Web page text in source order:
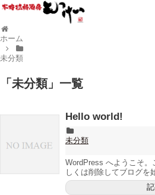
ホーム
未分類
「 未分類」 一覧
Hello world!
未分類
WordPress へようこそ。
しくは削除してブログを